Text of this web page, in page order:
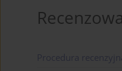
Procedura